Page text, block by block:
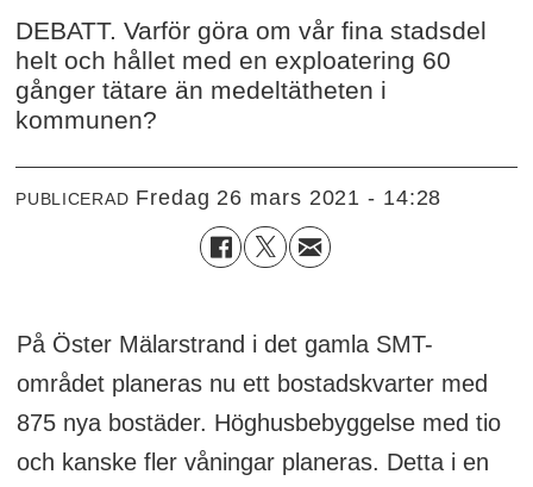
DEBATT. Varför göra om vår fina stadsdel
helt och hållet med en exploatering 60
gånger tätare än medeltätheten i
kommunen?
PUBLICERAD fredag 26 mars 2021 - 14:28
På Öster Mälarstrand i det gamla SMT-
området planeras nu ett bostadskvarter med
875 nya bostäder. Höghusbebyggelse med tio
och kanske fler våningar planeras. Detta i en